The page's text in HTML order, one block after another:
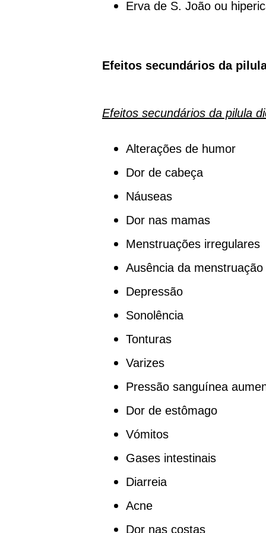
Erva de S. João ou
Efeitos secundários da
Efeitos secundários da pilula
Alterações de humor
Dor de cabeça
Náuseas
Dor nas mamas
Menstruações irregulares
Ausência da menstruação
Depressão
Sonolência
Tonturas
Varizes
Pressão sanguínea
Dor de estômago
Vómitos
Gases intestinais
Diarreia
Acne
Dor nas costas